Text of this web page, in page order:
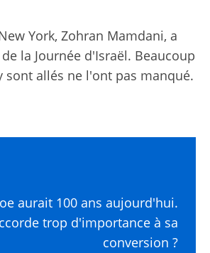
York, Zohran Mamdani, a
la Journée d'Israël. Beaucoup
sont allés ne l'ont pas manqué.
aurait 100 ans aujourd'hui.
trop d'importance à sa
conversion ?